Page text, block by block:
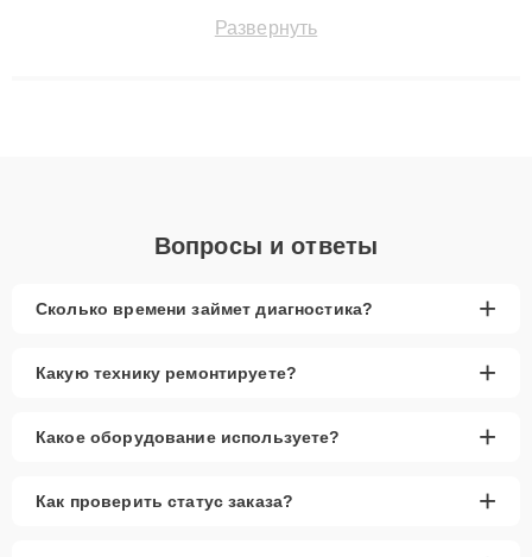
технику с сохранением гарантии до 3 лет. Наши мастера
Развернуть
Вопросы и ответы
Сколько времени займет диагностика? +
Какую технику ремонтируете? +
Какое оборудование используете? +
Как проверить статус заказа? +